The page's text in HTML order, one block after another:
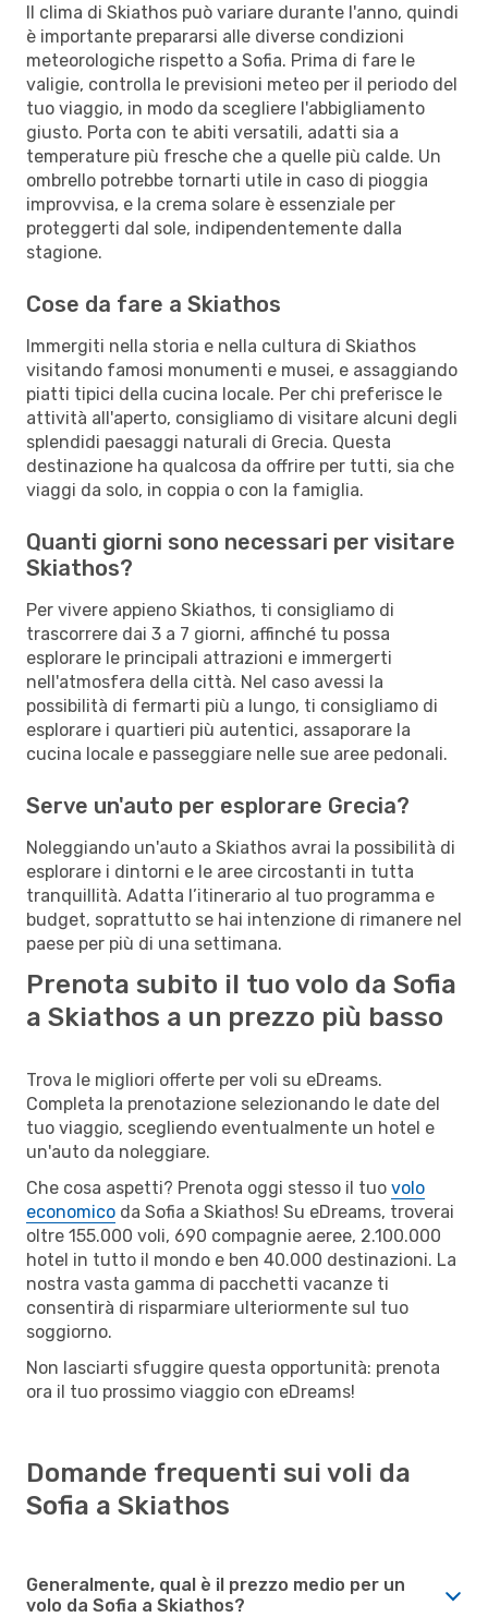
Il clima di Skiathos può variare durante l'anno, quindi
è importante prepararsi alle diverse condizioni
meteorologiche rispetto a Sofia. Prima di fare le
valigie, controlla le previsioni meteo per il periodo del
tuo viaggio, in modo da scegliere l'abbigliamento
giusto. Porta con te abiti versatili, adatti sia a
temperature più fresche che a quelle più calde. Un
ombrello potrebbe tornarti utile in caso di pioggia
improvvisa, e la crema solare è essenziale per
proteggerti dal sole, indipendentemente dalla
stagione.
Cose da fare a Skiathos
Immergiti nella storia e nella cultura di Skiathos
visitando famosi monumenti e musei, e assaggiando
piatti tipici della cucina locale. Per chi preferisce le
attività all'aperto, consigliamo di visitare alcuni degli
splendidi paesaggi naturali di Grecia. Questa
destinazione ha qualcosa da offrire per tutti, sia che
viaggi da solo, in coppia o con la famiglia.
Quanti giorni sono necessari per visitare
Skiathos?
Per vivere appieno Skiathos, ti consigliamo di
trascorrere dai 3 a 7 giorni, affinché tu possa
esplorare le principali attrazioni e immergerti
nell'atmosfera della città. Nel caso avessi la
possibilità di fermarti più a lungo, ti consigliamo di
esplorare i quartieri più autentici, assaporare la
cucina locale e passeggiare nelle sue aree pedonali.
Serve un'auto per esplorare Grecia?
Noleggiando un'auto a Skiathos avrai la possibilità di
esplorare i dintorni e le aree circostanti in tutta
tranquillità. Adatta l’itinerario al tuo programma e
budget, soprattutto se hai intenzione di rimanere nel
paese per più di una settimana.
Prenota subito il tuo volo da Sofia
a Skiathos a un prezzo più basso
Trova le migliori offerte per voli su eDreams.
Completa la prenotazione selezionando le date del
tuo viaggio, scegliendo eventualmente un hotel e
un'auto da noleggiare.
Che cosa aspetti? Prenota oggi stesso il tuo volo
economico da Sofia a Skiathos! Su eDreams, troverai
oltre 155.000 voli, 690 compagnie aeree, 2.100.000
hotel in tutto il mondo e ben 40.000 destinazioni. La
nostra vasta gamma di pacchetti vacanze ti
consentirà di risparmiare ulteriormente sul tuo
soggiorno.
Non lasciarti sfuggire questa opportunità: prenota
ora il tuo prossimo viaggio con eDreams!
Domande frequenti sui voli da
Sofia a Skiathos
Generalmente, qual è il prezzo medio per un
volo da Sofia a Skiathos?